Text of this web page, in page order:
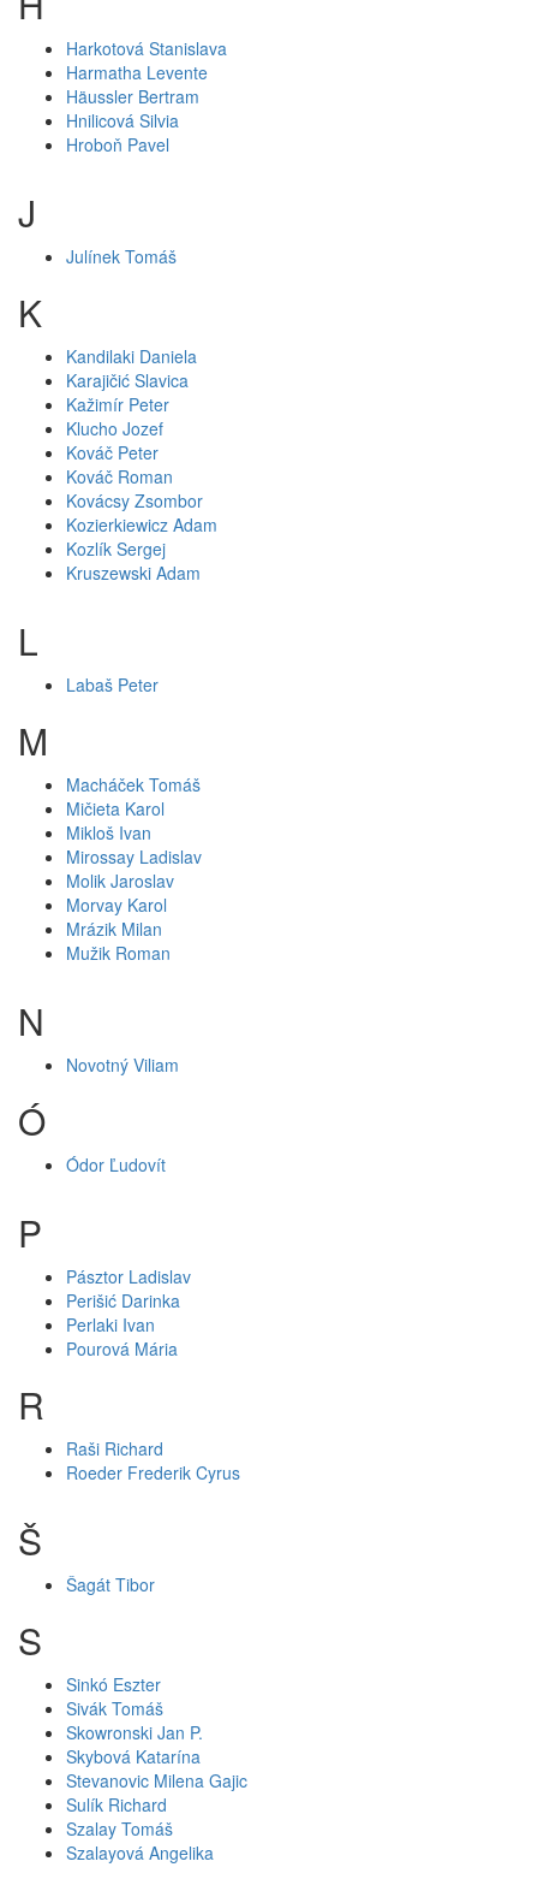
Harkotová Stanislava
Harmatha Levente
Häussler Bertram
Hnilicová Silvia
Hroboň Pavel
J
Julínek Tomáš
K
Kandilaki Daniela
Karajičić Slavica
Kažimír Peter
Klucho Jozef
Kováč Peter
Kováč Roman
Kovácsy Zsombor
Kozierkiewicz Adam
Kozlík Sergej
Kruszewski Adam
L
Labaš Peter
M
Macháček Tomáš
Mičieta Karol
Mikloš Ivan
Mirossay Ladislav
Molik Jaroslav
Morvay Karol
Mrázik Milan
Mužik Roman
N
Novotný Viliam
Ó
Ódor Ľudovít
P
Pásztor Ladislav
Perišić Darinka
Perlaki Ivan
Pourová Mária
R
Raši Richard
Roeder Frederik Cyrus
Š
Šagát Tibor
S
Sinkó Eszter
Sivák Tomáš
Skowronski Jan P.
Skybová Katarína
Stevanovic Milena Gajic
Sulík Richard
Szalay Tomáš
Szalayová Angelika